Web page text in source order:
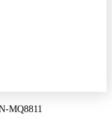
MQ8811